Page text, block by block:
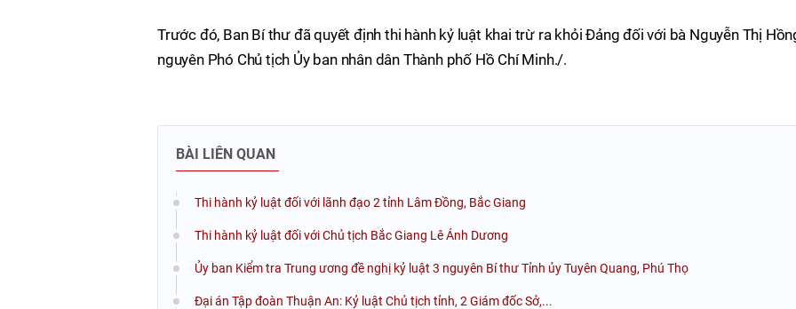
Trước đó, Ban Bí thư đã quyết định thi hành kỷ luật khai trừ ra khỏi Đảng đối với bà Nguyễn Thị
nguyên Phó Chủ tịch Ủy ban nhân dân Thành phố Hồ Chí Minh./.
BÀI LIÊN QUAN
Thi hành kỷ luật đối với lãnh đạo 2 tỉnh Lâm Đồng, Bắc Giang
Thi hành kỷ luật đối với Chủ tịch Bắc Giang Lê Ánh Dương
Ủy ban Kiểm tra Trung ương đề nghị kỷ luật 3 nguyên Bí thư Tỉnh ủy Tuyên Quang, Phú Thọ
Đại án Tập đoàn Thuận An: Kỷ luật Chủ tịch tỉnh, 2 Giám đốc Sở,...